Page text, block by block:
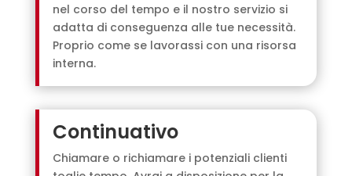
nel corso del tempo e il nostro servizio si
adatta di conseguenza alle tue necessità.
Proprio come se lavorassi con una risorsa
interna.
Continuativo
Chiamare o richiamare i potenziali clienti